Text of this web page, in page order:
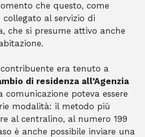
che questo, come
al servizio di
che si presume attivo anche
era tenuto a
di residenza all’Agenzia
comunicazione poteva essere
modalità: il metodo più
al centralino, al numero 199
è anche possibile inviare una